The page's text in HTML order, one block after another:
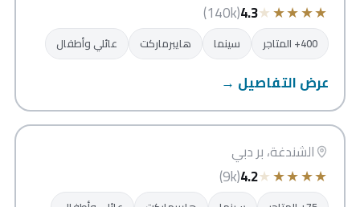
★
★
★
★
★
4.3
(140k)
400+ المتاجر سينما هايبرماركت عائلي وأطفال
عرض التفاصيل →
دبي
سيتي سنتر الشندغة
الشندغة، بر دبي
★
★
★
★
★
4.2
(9k)